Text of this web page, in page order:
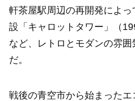
軒茶屋駅周辺の再開発によ
設「キャロットタワー」（
など、レトロとモダンの雰
だ。
戦後の青空市から始まった